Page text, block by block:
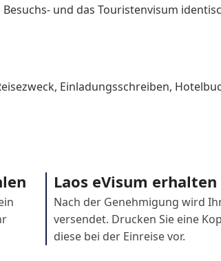
und das Touristenvisum
Einladungsschreiben,
Laos eVisum erhalten
Nach der Genehmigung wird
versendet. Drucken Sie eine
diese bei der Einreise vor.